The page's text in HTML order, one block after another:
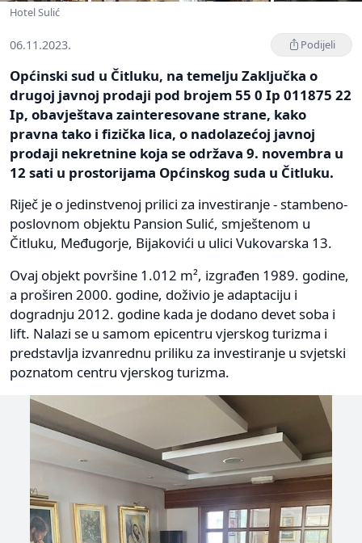
Hotel Sulić
06.11.2023. Podijeli
Općinski sud u Čitluku, na temelju Zaključka o
drugoj javnoj prodaji pod brojem 55 0 Ip 011875 22
Ip, obavještava zainteresovane strane, kako
pravna tako i fizička lica, o nadolazećoj javnoj
prodaji nekretnine koja se održava 9. novembra u
12 sati u prostorijama Općinskog suda u Čitluku.
Riječ je o jedinstvenoj prilici za investiranje - stambeno-
poslovnom objektu Pansion Sulić, smještenom u
Čitluku, Međugorje, Bijakovići u ulici Vukovarska 13.
Ovaj objekt površine 1.012 m², izgrađen 1989. godine,
a proširen 2000. godine, doživio je adaptaciju i
dogradnju 2012. godine kada je dodano devet soba i
lift. Nalazi se u samom epicentru vjerskog turizma i
predstavlja izvanrednu priliku za investiranje u svjetski
poznatom centru vjerskog turizma.